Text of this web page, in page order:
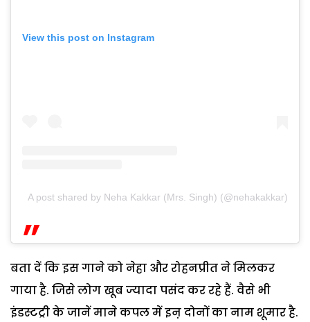
View this post on Instagram
A post shared by Neha Kakkar (Mrs. Singh) (@nehakakkar)
बता दें कि इस गाने को नेहा और रोहनप्रीत ने मिलकर
गाया है. जिसे लोग खूब ज्यादा पसंद कर रहे हैं. वैसे भी
इंडस्टट्री के जानें माने कपल में इऩ दोनों का नाम शूमार है.